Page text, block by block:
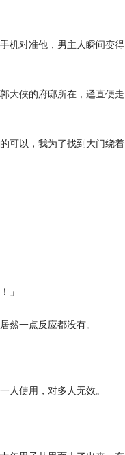
机对准他，男主人瞬间变得
侠的府邸所在，迳直便走
可以，我为了找到大门绕着
」
一点反应都没有。
使用，对多人无效。